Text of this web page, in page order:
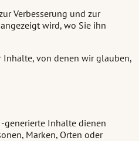
Verbesserung und zur
wird, wo Sie ihn
Inhalte, von denen wir glauben,
generierte Inhalte dienen
Marken, Orten oder